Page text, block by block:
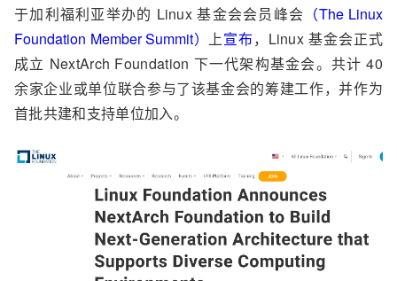
于加利福利亚举办的 Linux 基金会会员峰会 （The Linux
Foundation Member Summit） 上宣布，Linux 基金会正式
成立 NextArch Foundation 下一代架构基金会。共计 40
余家企业或单位联合参与了该基金会的筹建工作，并作为
首批共建和支持单位加入。